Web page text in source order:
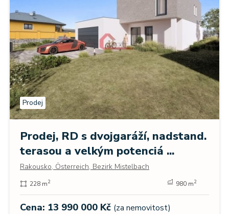
Prodej
Prodej, RD s dvojgaráží, nadstand.
terasou a velkým potenciá ...
Rakousko, Österreich, Bezirk Mistelbach
228 m2 980 m2
Cena: 13 990 000 Kč (za nemovitost)